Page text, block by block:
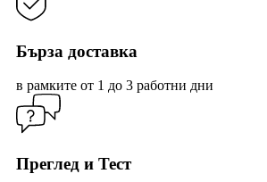
Бърза доставка
в рамките от 1 до 3 работни дни
Преглед и Тест